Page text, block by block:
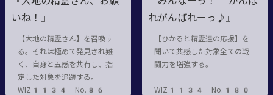
いね！』
【大地の精霊さん】を召喚す
る。それは極めて発見され難
く、自身と五感を共有し、指
定した対象を追跡する。
WIZ1134 No.86
れがんばれーっ♪』
【ひかると精霊達の応援】を
聞いて共感した対象全ての戦
闘力を増強する。
WIZ1134 No.180